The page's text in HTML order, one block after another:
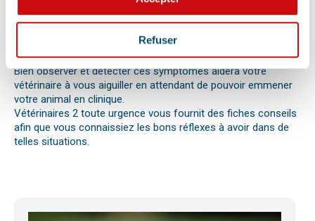
Refuser
réaction allergique avec œdème de Quincke, d’une intoxication
ou envenimation, d’un syndrome dilatation torsion de
l’estomac chez le chien, d’une mise bas, d’une infection
utérine ou pyomètre, une paralysie, etc.
Bien observer et détecter ces symptômes aidera votre
vétérinaire à vous aiguiller en attendant de pouvoir emmener
votre animal en clinique.
Vétérinaires 2 toute urgence vous fournit des fiches conseils
afin que vous connaissiez les bons réflexes à avoir dans de
telles situations.